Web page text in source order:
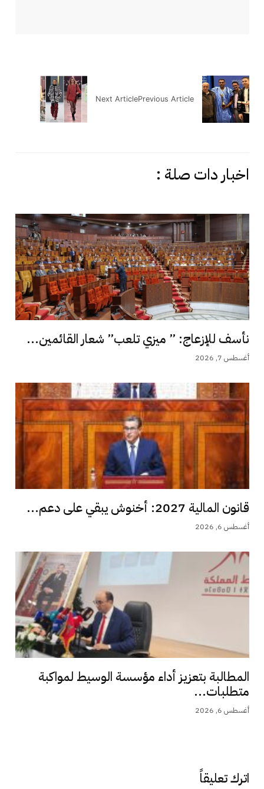
Previous Article
Next Article
اخبار دات صلة :
نأسف للإزعاج: ” ميزي تلعب” شعار القائمين...
أغسطس 7, 2026
قانون المالية 2027: أخنوش يبقي على دعم...
أغسطس 6, 2026
المطالبة بتعزيز أداء مؤسسة الوسيط لمواكبة
متطلبات...
أغسطس 6, 2026
اترك تعليقاً